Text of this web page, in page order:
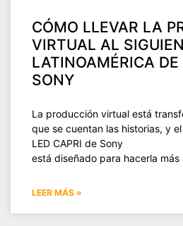
CÓMO LLEVAR LA
VIRTUAL AL
LATINOAMÉRICA
SONY
La producción virtual está
que se cuentan las historias, y
LED CAPRI de Sony
está diseñado para hacerla
LEER MÁS »